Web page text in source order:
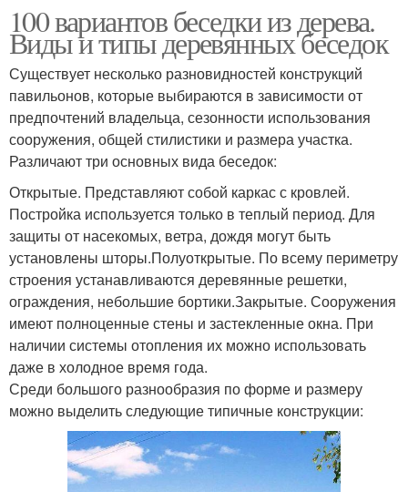
100 вариантов беседки из дерева.
Виды и типы деревянных беседок
Существует несколько разновидностей конструкций
павильонов, которые выбираются в зависимости от
предпочтений владельца, сезонности использования
сооружения, общей стилистики и размера участка.
Различают три основных вида беседок:
Открытые. Представляют собой каркас с кровлей.
Постройка используется только в теплый период. Для
защиты от насекомых, ветра, дождя могут быть
установлены шторы.Полуоткрытые. По всему периметру
строения устанавливаются деревянные решетки,
ограждения, небольшие бортики.Закрытые. Сооружения
имеют полноценные стены и застекленные окна. При
наличии системы отопления их можно использовать
даже в холодное время года.
Среди большого разнообразия по форме и размеру
можно выделить следующие типичные конструкции: